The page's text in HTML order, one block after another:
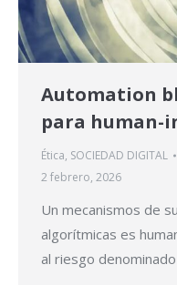
Automation
para human-
Ética, SOCIEDAD DIGITAL
2 febrero, 2026
Un mecanismos de
algorítmicas es
al riesgo